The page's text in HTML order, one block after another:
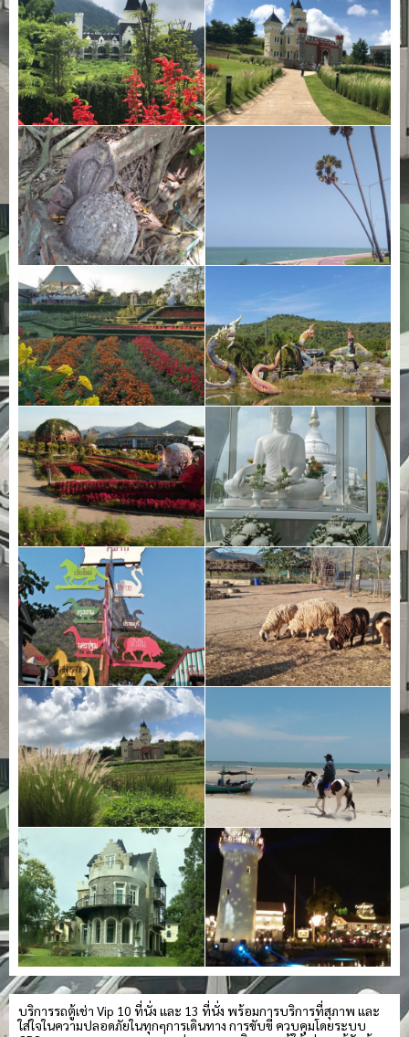
บริการรถตู้เช่า Vip 10 ที่นั่ง และ 13 ที่นั่ง พร้อมการบริการที่สุภาพ และ
ใส่ใจในความปลอดภัยในทุกๆการเดินทาง การขับขี่ ควบคุมโดยระบบ